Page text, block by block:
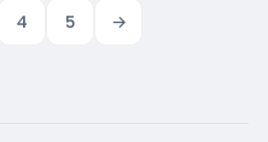
4 5 →